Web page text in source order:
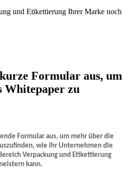
und Etikettierung Ihrer Marke noch
Formular aus, um
Whitepaper zu